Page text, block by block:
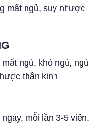
mất ngủ, suy nhược
ngủ, khó ngủ, ngủ
thần kinh
mỗi lần 3-5 viên.